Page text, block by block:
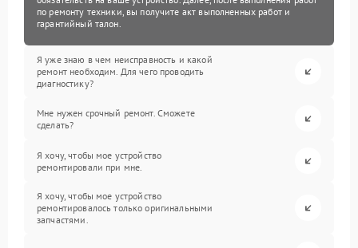
по ремонту техники, вы получите акт выполненных работ и
гарантийный талон.
Я уже знаю в чем неисправность и какой
ремонт необходим. Для чего проводить
диагностику?
Мне нужен срочный ремонт. Сможете
сделать?
Я хочу, чтобы мое устройство
ремонтировали при мне.
Я хочу, чтобы мое устройство
ремонтировалось только оригинальными
запчастями.